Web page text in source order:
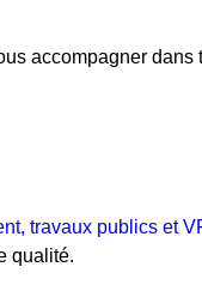
accompagner dans
qualité.